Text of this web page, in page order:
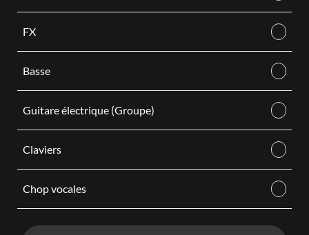
FX
Basse
Guitare électrique (Groupe)
Claviers
Chop vocales